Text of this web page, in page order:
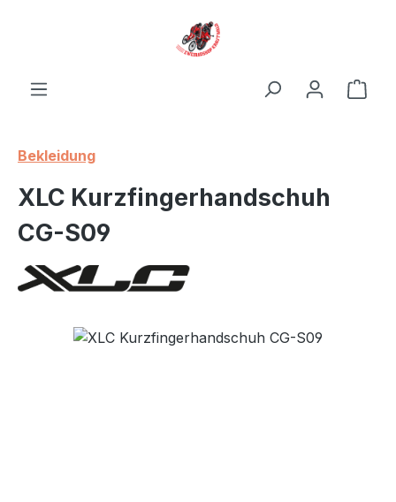
Bekleidung
XLC Kurzfingerhandschuh
CG-S09
Bildergalerie überspringen